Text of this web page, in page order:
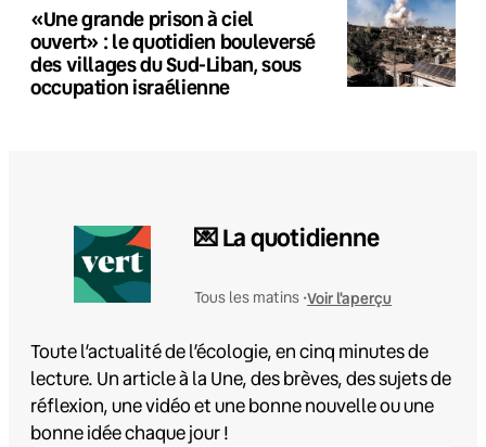
«Une grande prison à ciel
ouvert» : le quotidien bouleversé
des villages du Sud-Liban, sous
occupation israélienne
💌 La quotidienne
Tous les matins •Voir l'aperçu
Toute l’actualité de l’écologie, en cinq minutes de
lecture. Un article à la Une, des brèves, des sujets de
réflexion, une vidéo et une bonne nouvelle ou une
bonne idée chaque jour !